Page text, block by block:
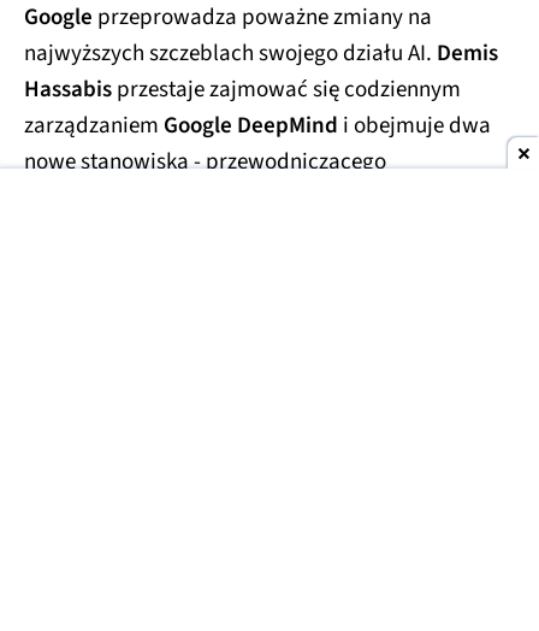
Google przeprowadza poważne zmiany na
najwyższych szczeblach swojego działu AI. Demis
Hassabisprzestaje zajmować się codziennym
zarządzaniem Google DeepMind i obejmuje dwa
nowe stanowiska - przewodniczącego